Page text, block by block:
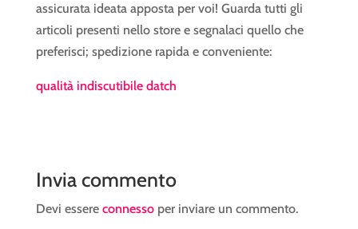
assicurata ideata apposta per voi! Guarda tutti gli
articoli presenti nello store e segnalaci quello che
preferisci; spedizione rapida e conveniente:
qualità indiscutibile datch
Invia commento
Devi essere connessoper inviare un commento.